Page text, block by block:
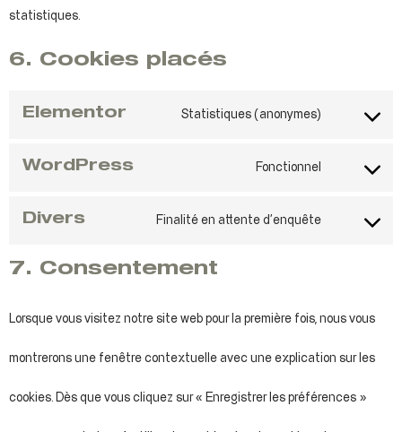
statistiques.
6. Cookies placés
Elementor Statistiques (anonymes)
WordPress Fonctionnel
Divers Finalité en attente d’enquête
7. Consentement
Lorsque vous visitez notre site web pour la première fois, nous vous
montrerons une fenêtre contextuelle avec une explication sur les
cookies. Dès que vous cliquez sur « Enregistrer les préférences »